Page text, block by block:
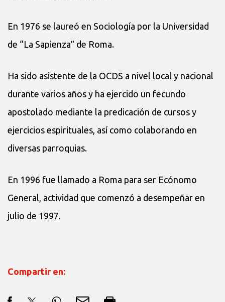
En 1976 se laureó en Sociología por la Universidad
de “La Sapienza” de Roma.
Ha sido asistente de la OCDS a nivel local y nacional
durante varios años y ha ejercido un fecundo
apostolado mediante la predicación de cursos y
ejercicios espirituales, así como colaborando en
diversas parroquias.
En 1996 fue llamado a Roma para ser Ecónomo
General, actividad que comenzó a desempeñar en
julio de 1997.
Compartir en: